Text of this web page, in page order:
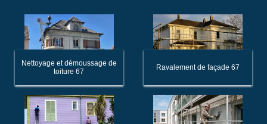
Nettoyage et démoussage de
toiture 67
Ravalement de façade 67